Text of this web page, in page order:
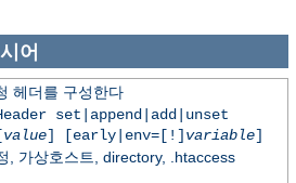
어
헤더를 구성한다
set|append|add|unset
value] [early|env=[!] variable]
, 가상호스트, directory, .htaccess